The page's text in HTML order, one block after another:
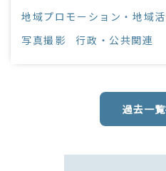
取材・撮影・ライティング
程を一括支援。
地域プロモーション・地域
写真撮影
行政・公共関連
過去一